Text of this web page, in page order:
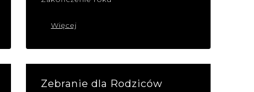
Więcej
Zebranie dla Rodziców